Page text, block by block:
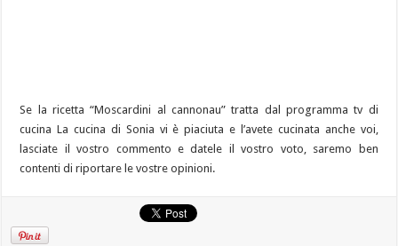
Se la ricetta “Moscardini al cannonau” tratta dal programma tv di
cucina La cucina di Sonia vi è piaciuta e l’avete cucinata anche voi,
lasciate il vostro commento e datele il vostro voto, saremo ben
contenti di riportare le vostre opinioni.